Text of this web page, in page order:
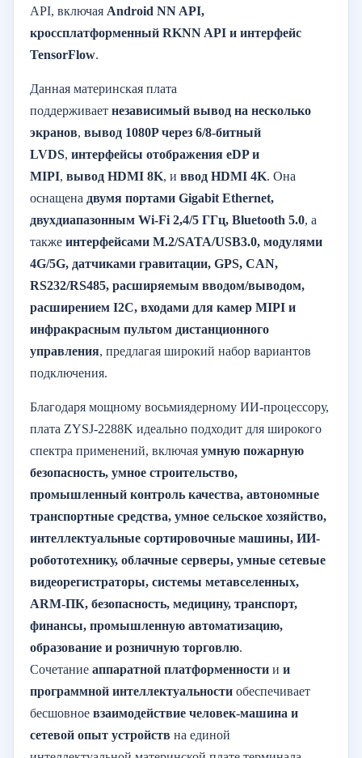
API, включая Android NN API,
кроссплатформенный RKNN API и интерфейс
TensorFlow.
Данная материнская плата
поддерживает независимый вывод на несколько
экранов, вывод 1080P через 6/8-битный
LVDS, интерфейсы отображения eDP и
MIPI, вывод HDMI 8K, и ввод HDMI 4K. Она
оснащена двумя портами Gigabit Ethernet,
двухдиапазонным Wi-Fi 2,4/5 ГГц, Bluetooth 5.0, а
также интерфейсами M.2/SATA/USB3.0, модулями
4G/5G, датчиками гравитации, GPS, CAN,
RS232/RS485, расширяемым вводом/выводом,
расширением I2C, входами для камер MIPI и
инфракрасным пультом дистанционного
управления, предлагая широкий набор вариантов
подключения.
Благодаря мощному восьмиядерному ИИ-процессору,
плата ZYSJ-2288K идеально подходит для широкого
спектра применений, включая умную пожарную
безопасность, умное строительство,
промышленный контроль качества, автономные
транспортные средства, умное сельское хозяйство,
интеллектуальные сортировочные машины, ИИ-
робототехнику, облачные серверы, умные сетевые
видеорегистраторы, системы метавселенных,
ARM-ПК, безопасность, медицину, транспорт,
финансы, промышленную автоматизацию,
образование и розничную торговлю.
Сочетание аппаратной платформенности и и
программной интеллектуальности обеспечивает
бесшовное взаимодействие человек-машина и
сетевой опыт устройств на единой